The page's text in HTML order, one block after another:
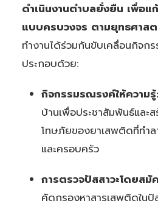
ดำเนินงานตำบลยั่งยืน เพื่อ
แบบครบวงจร ตามยุทธศาส
ทำงานได้ร่วมกันขับเคลื่อนกิจ
ประกอบด้วย:
กิจกรรมรณรงค์ให้ความรู้:
บ้านเพื่อประชาสัมพันธ์และ
โทษภัยของยาเสพติดที่ทำ
และครอบครัว
การตรวจปัสสาวะโดยสมั
คัดกรองหาสารเสพติดใน